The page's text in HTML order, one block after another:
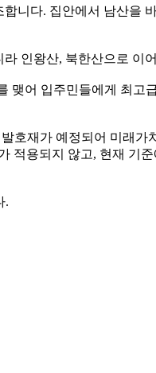
니다. 집안에서 남산을
인왕산, 북한산으로 이
맺어 입주민들에게 최
호재가 예정되어 미래
적용되지 않고, 현재 기
.